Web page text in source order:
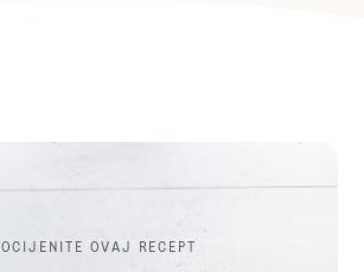
OCIJENITE OVAJ RECEPT